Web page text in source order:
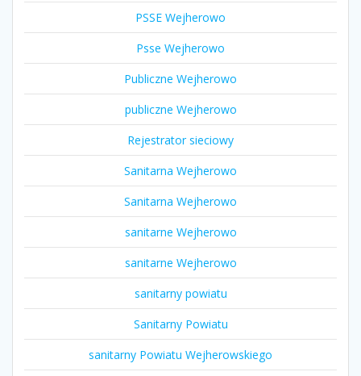
PSSE Wejherowo
Psse Wejherowo
Publiczne Wejherowo
publiczne Wejherowo
Rejestrator sieciowy
Sanitarna Wejherowo
Sanitarna Wejherowo
sanitarne Wejherowo
sanitarne Wejherowo
sanitarny powiatu
Sanitarny Powiatu
sanitarny Powiatu Wejherowskiego